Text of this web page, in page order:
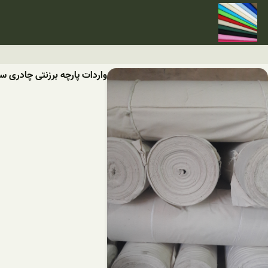
واردات پارچه برزنتی چادری